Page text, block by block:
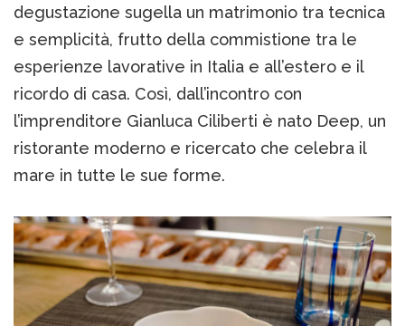
degustazione sugella un matrimonio tra tecnica
e semplicità, frutto della commistione tra le
esperienze lavorative in Italia e all’estero e il
ricordo di casa. Così, dall’incontro con
l’imprenditore Gianluca Ciliberti è nato Deep, un
ristorante moderno e ricercato che celebra il
mare in tutte le sue forme.